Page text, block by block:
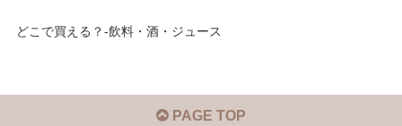
どこで買える？-飲料・酒・ジュース
PAGE TOP